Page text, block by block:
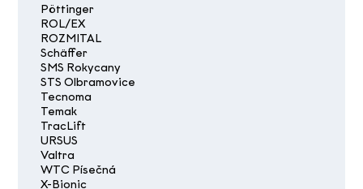
Pöttinger
ROL/EX
ROZMITAL
Schäffer
SMS Rokycany
STS Olbramovice
Tecnoma
Temak
TracLift
URSUS
Valtra
WTC Písečná
X-Bionic